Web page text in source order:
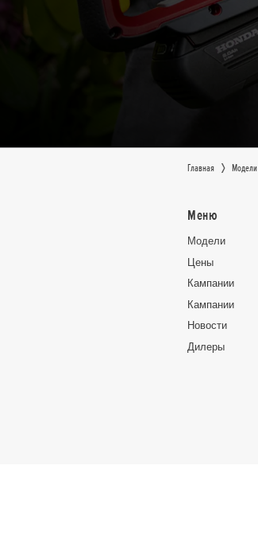
Главная Moдeли
Меню
Moдeли
Цeны
Кампании
Кампании
Новocти
Дилеры